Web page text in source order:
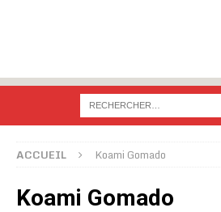
ACCUEIL Koami Gomado
Koami Gomado